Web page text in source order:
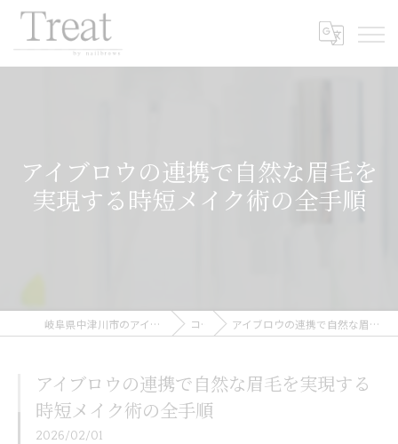
アイブロウの連携で自然な眉毛を
実現する時短メイク術の全手順
岐阜県中津川市のアイブロウならTreat by nailbrows コラム アイブロウの連携で自然な眉毛を実現する時短メイク術の全手順
アイブロウの連携で自然な眉毛を実現する
時短メイク術の全手順
2026/02/01